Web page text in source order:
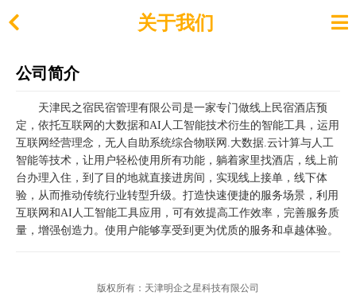
关于我们
公司简介
天津民之宿民宿管理有限公司是一家专门做线上民宿酒店预
定，依托互联网的大数据和AI人工智能技术衍生的智能工具，运用
互联网经营理念，无人自助系统综合物联网.大数据.云计算与人工
智能等技术，让用户轻松使用所有功能，躺着家里找酒店，线上前
台办理入住，到了目的地就直接进房间，实现线上接单，线下体
验，从而推动传统行业转型升级。打造快速便捷的服务场景，利用
互联网和AI人工智能工具应用，可有效提高工作效率，完善服务质
量，增强创造力。使用户能够享受到更为优质的服务和卓越体验。
版权所有：天津明企之星科技有限公司